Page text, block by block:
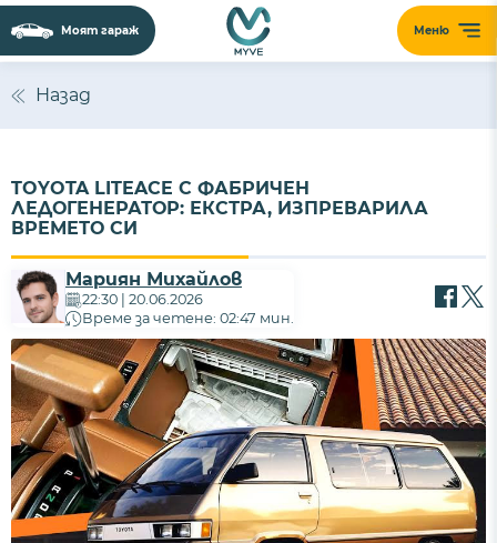
Меню
Моят гараж
Назад
TOYOTA LITEACE С ФАБРИЧЕН
ЛЕДОГЕНЕРАТОР: ЕКСТРА, ИЗПРЕВАРИЛА
ВРЕМЕТО СИ
Мариян Михайлов
22:30 | 20.06.2026
Време за четене: 02:47 мин.